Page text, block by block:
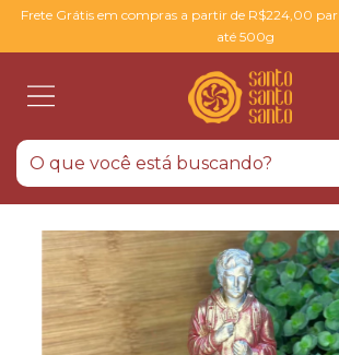
Frete Grátis em compras a partir de R$224,00
até 500g